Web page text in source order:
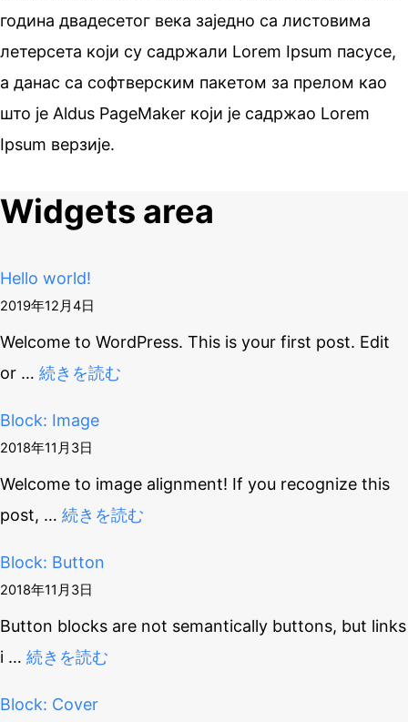
година двадесетог века заједно са листовима
летерсета који су садржали Lorem Ipsum пасусе,
а данас са софтверским пакетом за прелом као
што је Aldus PageMaker који је садржао Lorem
Ipsum верзије.
Widgets area
Hello world!
2019年12月4日
Welcome to WordPress. This is your first post. Edit
or … 続きを読む
Block: Image
2018年11月3日
Welcome to image alignment! If you recognize this
post, … 続きを読む
Block: Button
2018年11月3日
Button blocks are not semantically buttons, but links
i … 続きを読む
Block: Cover